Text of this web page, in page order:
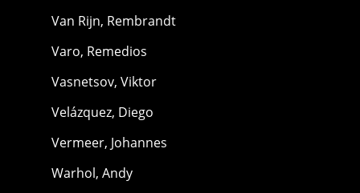
Van Rijn, Rembrandt
Varo, Remedios
Vasnetsov, Viktor
Velázquez, Diego
Vermeer, Johannes
Warhol, Andy